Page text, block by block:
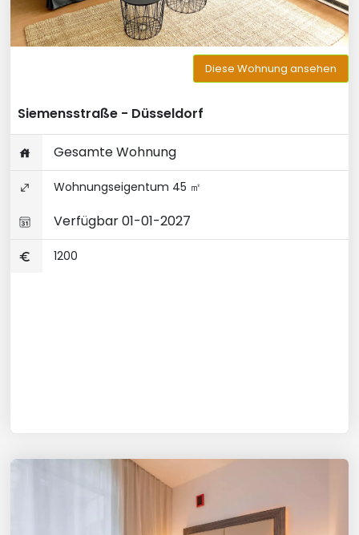
Diese Wohnung ansehen
Siemensstraße - Düsseldorf
Gesamte Wohnung
Wohnungseigentum 45 ㎡
Verfügbar 01-01-2027
1200